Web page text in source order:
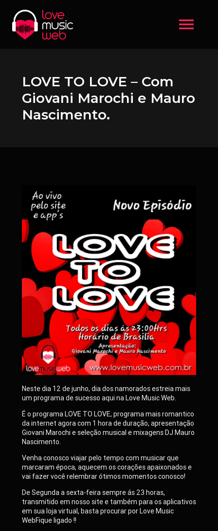
menu
LOVE TO LOVE – Com
Giovani Marochi e Mauro
Nascimento.
Neste dia 12 de junho, dia dos namorados estreia mais
um programa de sucesso aqui na Love Music Web.
É o programa LOVE TO LOVE, programa mais romantico
da internet agora com 1 hora de duração, apresentação
Giovani Marochi e seleção musical e mixagens DJ Mauro
Nascimento.
Venha conosco viajar pelo tempo com musicar que
marcaram época, aquecem os corações apaixonados e
vai fazer você relembrar ótimos momentos conosco!
De Segunda a sexta-feira sempre ás 23 horas,
transmitido em nosso site e também para os aplicativos
em sua loja virtual, basta procurar por Love Music
WebFique ligado !!